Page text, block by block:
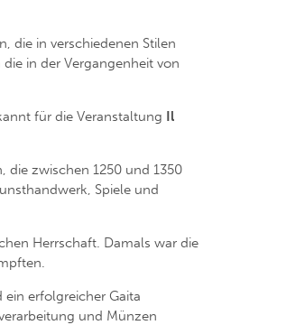
die in verschiedenen Stilen
die in der Vergangenheit von
für die Veranstaltung Il
die zwischen 1250 und 1350
Spiele und
Herrschaft. Damals war die
erfolgreicher Gaita
und Münzen